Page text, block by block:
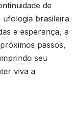
de
ufologia brasileira
e esperança, a
passos,
seu
viva a